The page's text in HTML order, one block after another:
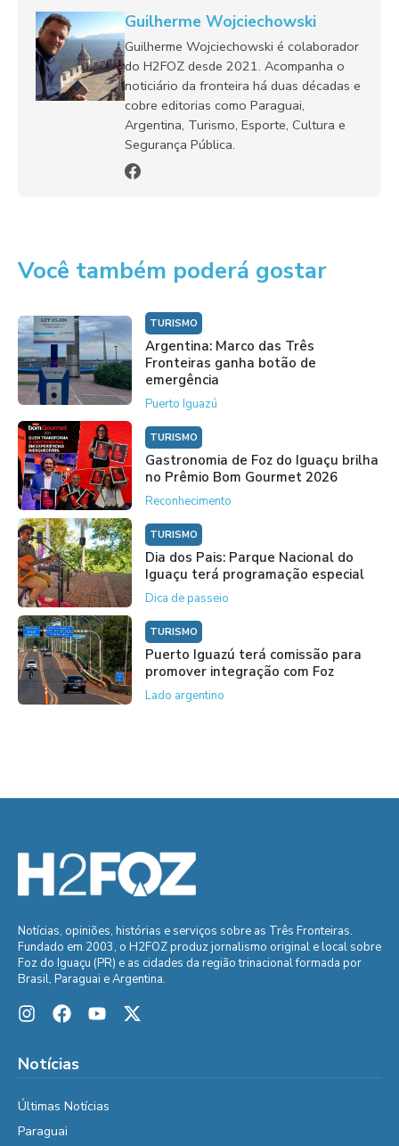
Guilherme Wojciechowski
Guilherme Wojciechowski é colaborador
do H2FOZ desde 2021. Acompanha o
noticiário da fronteira há duas décadas e
cobre editorias como Paraguai,
Argentina, Turismo, Esporte, Cultura e
Segurança Pública.
Você também poderá gostar
TURISMO
Argentina: Marco das Três
Fronteiras ganha botão de
emergência
Puerto Iguazú
TURISMO
Gastronomia de Foz do Iguaçu brilha
no Prêmio Bom Gourmet 2026
Reconhecimento
TURISMO
Dia dos Pais: Parque Nacional do
Iguaçu terá programação especial
Dica de passeio
TURISMO
Puerto Iguazú terá comissão para
promover integração com Foz
Lado argentino
Notícias, opiniões, histórias e serviços sobre as Três Fronteiras.
Fundado em 2003, o H2FOZ produz jornalismo original e local sobre
Foz do Iguaçu (PR) e as cidades da região trinacional formada por
Brasil, Paraguai e Argentina.
Notícias
Últimas Notícias
Paraguai